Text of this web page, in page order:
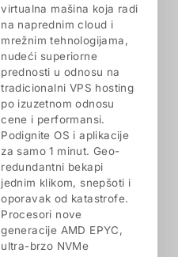
virtualna mašina koja radi
na naprednim cloud i
mrežnim tehnologijama,
nudeći superiorne
prednosti u odnosu na
tradicionalni VPS hosting
po izuzetnom odnosu
cene i performansi.
Podignite OS i aplikacije
za samo 1 minut. Geo-
redundantni bekapi
jednim klikom, snepšoti i
oporavak od katastrofe.
Procesori nove
generacije AMD EPYC,
ultra-brzo NVMe